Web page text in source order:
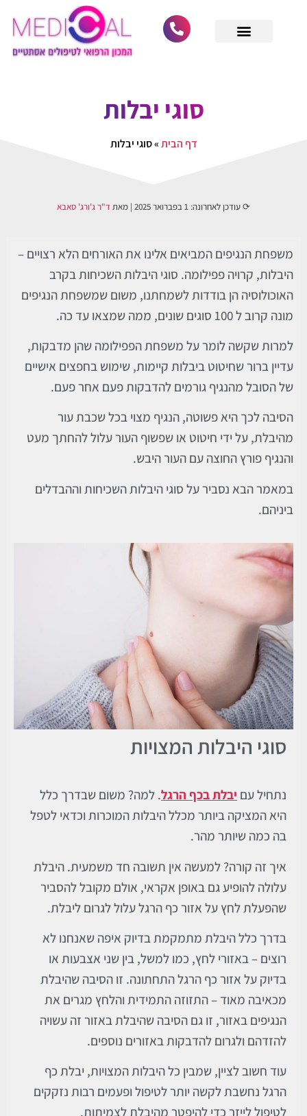
סוגי יבלות
דף הבית»סוגי יבלות
⟳ עודכן לאחרונה:1 בפברואר 2025 | מאתד"ר ג'ורג' סאבא
משפחת הנגיפים המביאים אלינו את האורחים הלא רצויים –
היבלות, קרויה פפילומה. סוגי היבלות השכיחות בקרב
האוכולוסיה הן בודדות לשמחתנו, משום שמשפחת הנגיפים
מונה קרוב ל 100 סוגים שונים, ממה שמצאו עד כה.
למרות שקשה לומר על משפחת הפפילומה שהן מדבקות,
עדיין ברור שחיטוט ביבלות קיימות, שימוש בחפצים אישיים
של הסובל מהנגיף גורמים להדבקות פעם אחר פעם.
הסיבה לכך היא פשוטה, הנגיף מצוי בכל שכבת עור
מהיבלת, על ידי חיטוט או שפשוף העור עלול להחתך מעט
והנגיף פורץ החוצה עם העור היבש.
במאמר הבא נסביר על סוגי היבלות השכיחות וההבדלים
ביניהם.
סוגי היבלות המצויות
נתחיל עםיבלת בכף הרגל. למה? משום שבדרך כלל
היא המציקה ביותר מכלל היבלות המוכרות וכדאי לטפל
בה כמה שיותר מהר.
איך זה קורה? למעשה אין תשובה חד משמעית. היבלת
עלולה להופיע גם באופן אקראי, אולם מקובל להסביר
שהפעלת לחץ על אזור כף הרגל עלול לגרום ליבלת.
בדרך כלל היבלת מתמקמת בדיוק איפה שאנחנו לא
רוצים – באזורי לחץ, כמו למשל, בין שני אצבעות או
בדיוק על אזור כף הרגל התחתונה. זו הסיבה שהיבלת
מכאיבה מאוד – התזוזה התמידית והלחץ מגרים את
הנגיפים באזור, זו גם הסיבה שהיבלת באזור זה עשויה
להזדהם ולגרום להדבקות באזורים נוספים.
עוד חשוב לציין, שמבין כל היבלות המצויות, יבלת כף
הרגל נחשבת לקשה יותר לטיפול ופעמים רבות נזקקים
לטיפול לייזר כדי להיפטר מהיבלת לצמיתות.